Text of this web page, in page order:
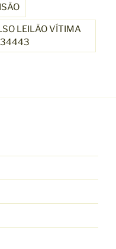
LEILÃO VÍTIMA